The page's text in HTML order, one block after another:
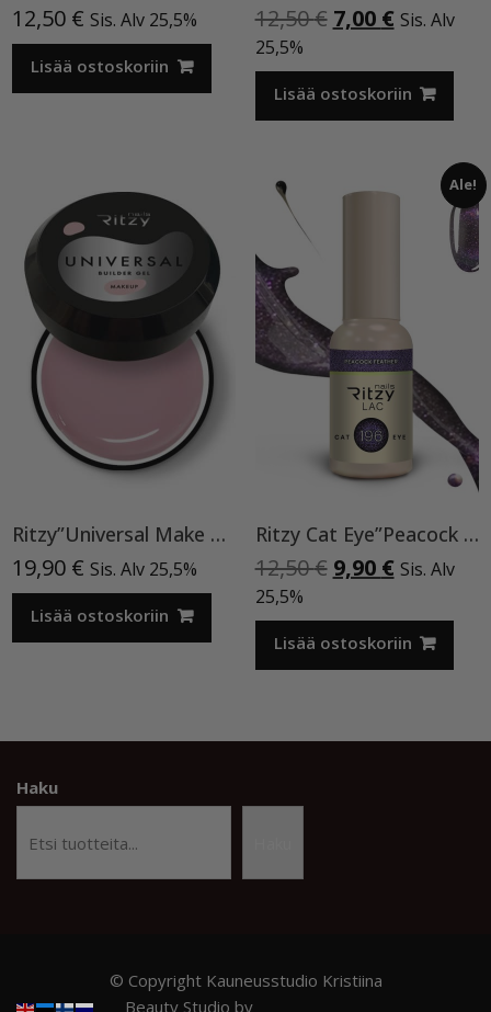
12,50 € Sis. Alv 25,5%
Lisää ostoskoriin
12,50€ Alkuperäinen
oli:
12,50 €.
7,00 €Nykyinen
on:
7,00 €.
Sis. Alv
25,5%
Lisää ostoskoriin
Ritzy”Universal Make Up”15ml, rakennegeeli TPO vapaa
19,90 € Sis. Alv 25,5%
Lisää ostoskoriin
Ale!
Ritzy Cat Eye”Peacock feather”196, geelilakka
12,50€ Alkuperäinen
oli:
12,50 €.
9,90 €Nykyinen
on:
9,90 €.
Sis. Alv
25,5%
Lisää ostoskoriin
Haku
© Copyright Kauneusstudio Kristiina
Beauty Studio by